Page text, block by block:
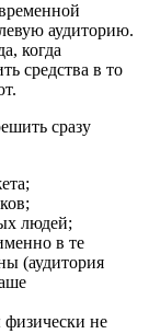
аудиторию.
когда
средства в то
сразу
людей;
в те
(аудитория
физически не